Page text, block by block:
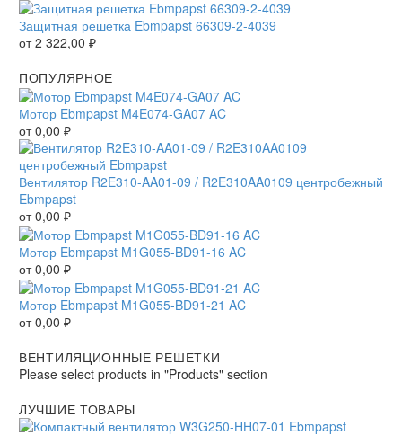
Защитная решетка Ebmpapst 66309-2-4039
от2 322,00 ₽
ПОПУЛЯРНОЕ
Мотор Ebmpapst M4E074-GA07 AC
от0,00 ₽
Вентилятор R2E310-AA01-09 / R2E310AA0109 центробежный
Ebmpapst
от0,00 ₽
Мотор Ebmpapst M1G055-BD91-16 AC
от0,00 ₽
Мотор Ebmpapst M1G055-BD91-21 AC
от0,00 ₽
ВЕНТИЛЯЦИОННЫЕ РЕШЕТКИ
Please select products in "Products" section
ЛУЧШИЕ ТОВАРЫ